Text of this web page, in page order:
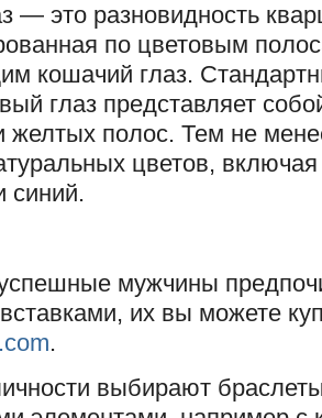
— это разновидность
по цветовым
кошачий глаз.
глаз представляет
желтых полос. Тем не
цветов, включая
синий.
мужчины
их вы можете
.
выбирают